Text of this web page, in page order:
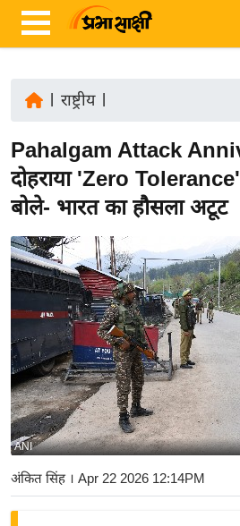
ज़ा
ख
र
रा
ष्ट्री
त
र्रा
ष्ट्री
य
बि
ज़
ने
राष्ट्रीय|
Pahalgam Attack
दोहराया 'Zero
बोले- भारत का हौसला अटूट
ANI
अंकित सिंह। Apr 22 2026 12:14PM